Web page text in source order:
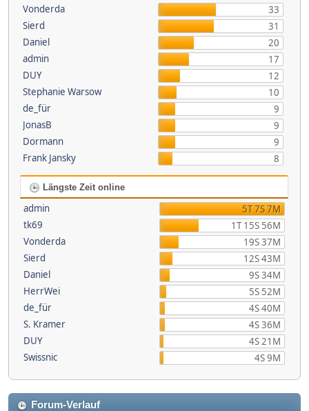
Vonderda
33
Sierd
31
Daniel
20
admin
17
DUY
12
Stephanie Warsow
10
de_für
9
JonasB
9
Dormann
9
Frank Jansky
8
Längste Zeit online
admin
5T 7S 7M
tk69
1T 15S 56M
Vonderda
19S 37M
Sierd
12S 43M
Daniel
9S 34M
HerrWei
5S 52M
de_für
4S 40M
S. Kramer
4S 36M
DUY
4S 21M
Swissnic
4S 9M
Forum-Verlauf